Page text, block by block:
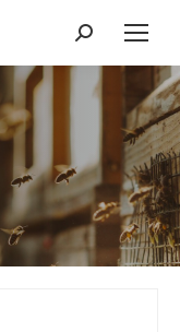
Zoeken: